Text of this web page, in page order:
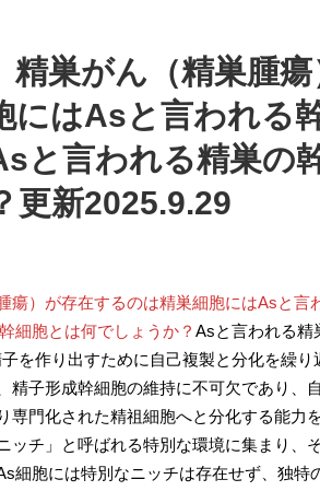
精巣がん（精巣腫
にはAsと言われる
と言われる精巣の
更新2025.9.29
瘍）が存在するのは精巣細胞にはAsと言
細胞とは何でしょうか？ Asと言われる精
を作り出すために自己複製と分化を繰り
精子形成幹細胞の維持に不可欠であり、
専門化された精祖細胞へと分化する能力
ッチ」と呼ばれる特別な環境に集まり、
細胞には特別なニッチは存在せず、独特